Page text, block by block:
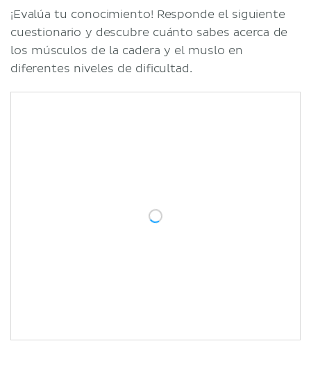
¡Evalúa tu conocimiento! Responde el siguiente
cuestionario y descubre cuánto sabes acerca de
los músculos de la cadera y el muslo en
diferentes niveles de dificultad.